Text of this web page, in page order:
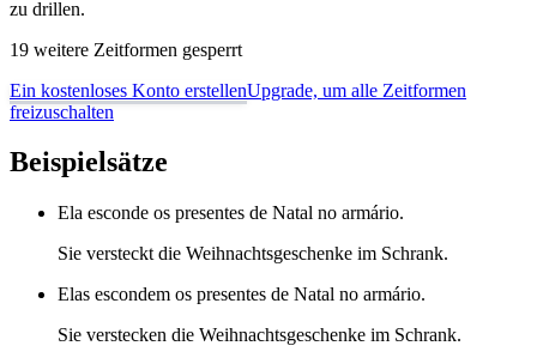
zu drillen.
19 weitere Zeitformen gesperrt
Ein kostenloses Konto erstellenUpgrade, um alle Zeitformen
freizuschalten
Beispielsätze
Ela esconde os presentes de Natal no armário.
Sie versteckt die Weihnachtsgeschenke im Schrank.
Elas escondem os presentes de Natal no armário.
Sie verstecken die Weihnachtsgeschenke im Schrank.